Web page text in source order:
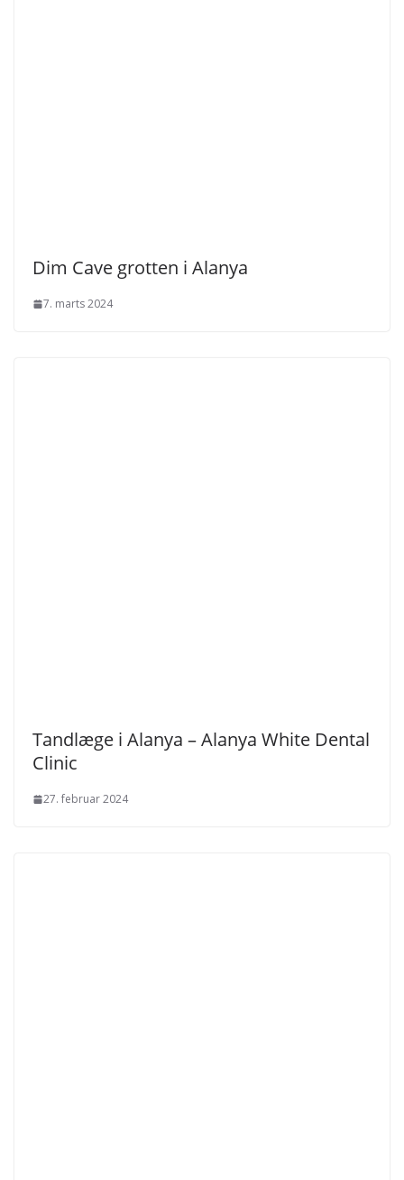
Dim Cave grotten i Alanya
7. marts 2024
Tandlæge i Alanya – Alanya White Dental
Clinic
27. februar 2024